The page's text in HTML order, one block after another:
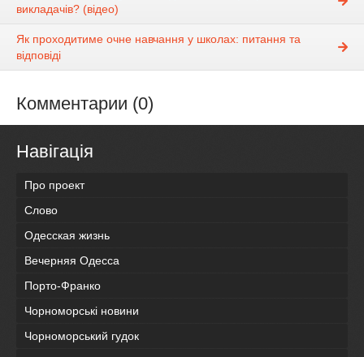
викладачів? (відео)
Як проходитиме очне навчання у школах: питання та
відповіді
Комментарии (0)
Навігація
Про проект
Слово
Одесская жизнь
Вечерняя Одесса
Порто-Франко
Чорноморські новини
Чорноморський гудок